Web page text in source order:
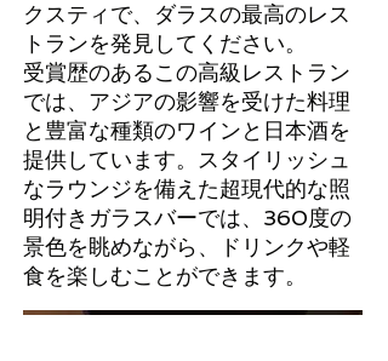
クスティで、ダラスの最高のレス
トランを発見してください。
受賞歴のあるこの高級レストラン
では、アジアの影響を受けた料理
と豊富な種類のワインと日本酒を
提供しています。スタイリッシュ
なラウンジを備えた超現代的な照
明付きガラスバーでは、360度の
景色を眺めながら、ドリンクや軽
食を楽しむことができます。